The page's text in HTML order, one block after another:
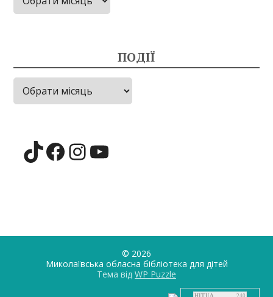
новин
ПОДІЇ
Події
TikTok
Facebook
Instagram
YouTube
© 2026
Миколаївська обласна бібліотека для дiтей
Тема від WP Puzzle